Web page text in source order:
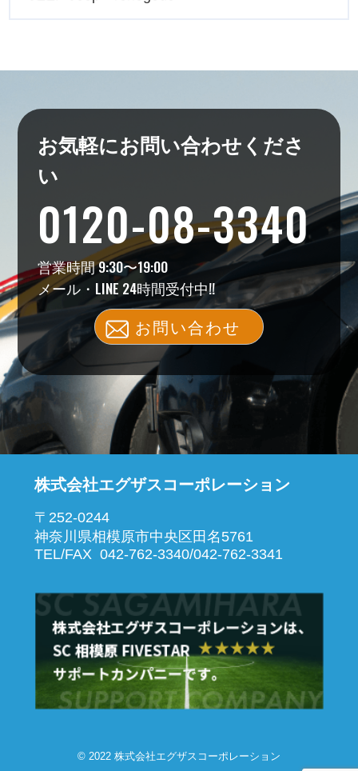
お気軽にお問い合わせくださ
い
0120-08-3340
営業時間 9:30〜19:00
メール・LINE 24時間受付中!!
お問い合わせ
株式会社エグザスコーポレーション
〒252-0244
神奈川県相模原市中央区田名5761
TEL/FAX 042-762-3340/042-762-3341
© 2022 株式会社エグザスコーポレーション